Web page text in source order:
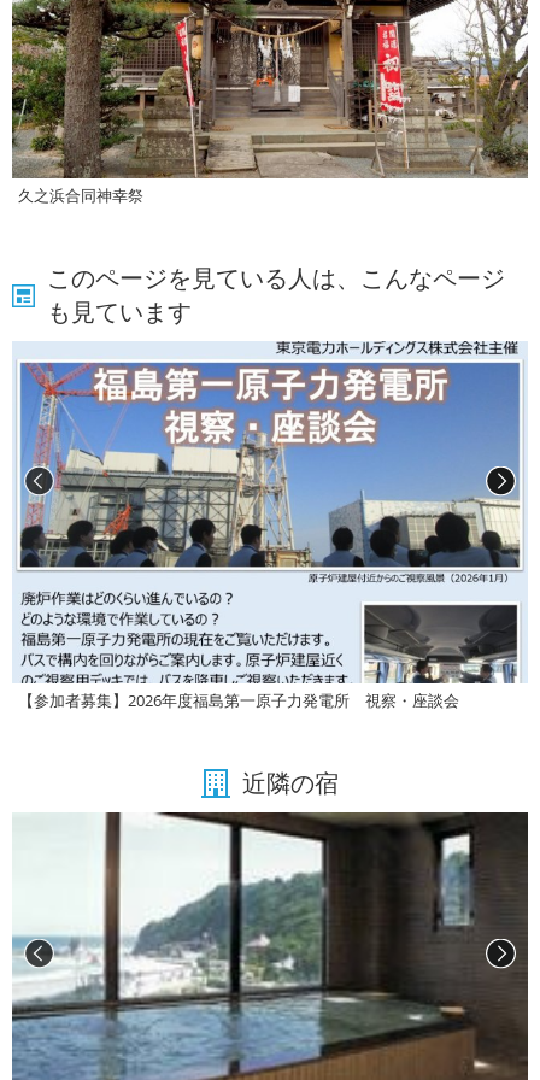
久之浜合同神幸祭
このページを見ている人は、こんなページ
も見ています
【参加者募集】2026年度福島第一原子力発電所 視察・座談会
近隣の宿